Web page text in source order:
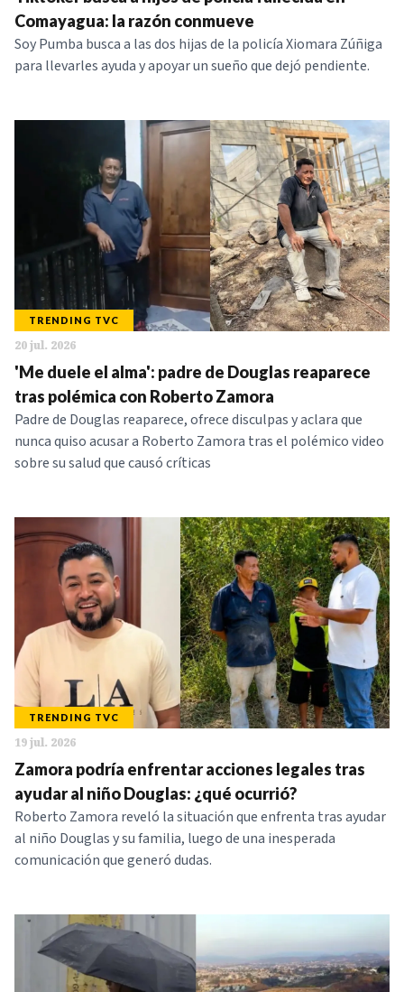
NOTICIAS
SERIES
Comayagua: la razón conmueve
Soy Pumba busca a las dos hijas de la policía Xiomara Zúñiga
para llevarles ayuda y apoyar un sueño que dejó pendiente.
TRENDING TVC
20 jul. 2026
'Me duele el alma': padre de Douglas reaparece
tras polémica con Roberto Zamora
Padre de Douglas reaparece, ofrece disculpas y aclara que
nunca quiso acusar a Roberto Zamora tras el polémico video
sobre su salud que causó críticas
TRENDING TVC
19 jul. 2026
Zamora podría enfrentar acciones legales tras
ayudar al niño Douglas: ¿qué ocurrió?
Roberto Zamora reveló la situación que enfrenta tras ayudar
al niño Douglas y su familia, luego de una inesperada
comunicación que generó dudas.